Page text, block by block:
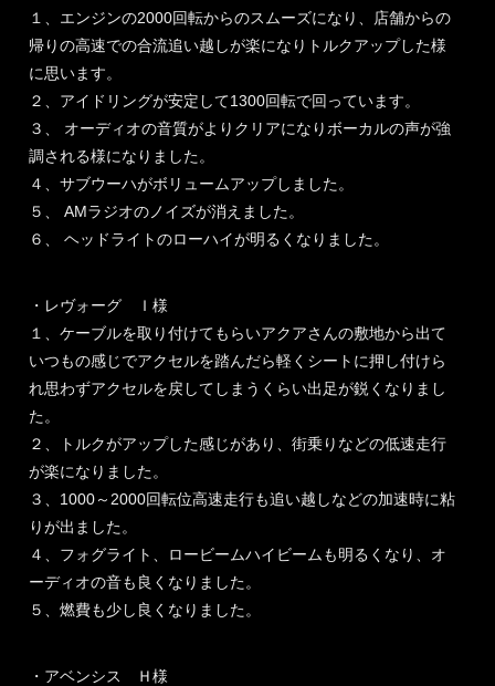
１、エンジンの2000回転からのスムーズになり、店舗からの
帰りの高速での合流追い越しが楽になりトルクアップした様
に思います。
２、アイドリングが安定して1300回転で回っています。
３、 オーディオの音質がよりクリアになりボーカルの声が強
調される様になりました。
４、サブウーハがボリュームアップしました。
５、 AMラジオのノイズが消えました。
６、 ヘッドライトのローハイが明るくなりました。
・レヴォーグ Ｉ様
１、ケーブルを取り付けてもらいアクアさんの敷地から出て
いつもの感じでアクセルを踏んだら軽くシートに押し付けら
れ思わずアクセルを戻してしまうくらい出足が鋭くなりまし
た。
２、トルクがアップした感じがあり、街乗りなどの低速走行
が楽になりました。
３、1000～2000回転位高速走行も追い越しなどの加速時に粘
りが出ました。
４、フォグライト、ロービームハイビームも明るくなり、オ
ーディオの音も良くなりました。
５、燃費も少し良くなりました。
・アベンシス Ｈ様